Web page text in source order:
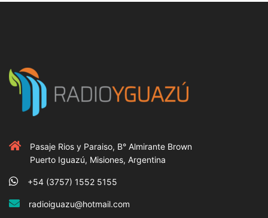
Pasaje Rios y Paraiso, B° Almirante Brown
Puerto Iguazú, Misiones, Argentina
+54 (3757) 1552 5155
radioiguazu@hotmail.com